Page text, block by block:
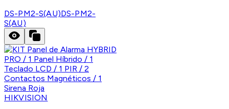
DS-PM2-S(AU)DS-PM2-
S(AU)
HIKVISION